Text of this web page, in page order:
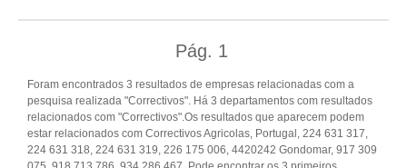
Pág. 1
Foram encontrados 3 resultados de empresas relacionadas com a
pesquisa realizada "Correctivos". Há 3 departamentos com resultados
relacionados com "Correctivos".Os resultados que aparecem podem
estar relacionados com Correctivos Agricolas, Portugal, 224 631 317,
224 631 318, 224 631 319, 226 175 006, 4420242 Gondomar, 917 309